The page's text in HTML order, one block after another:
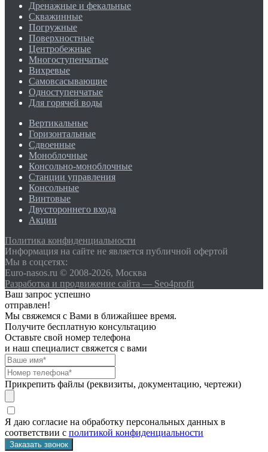
Дренажные и фекальные
Скважинные
Погружные
Поверхностные
Центробежные
Многоступенчатые
Вихревые
Самовсасывающие
Одноступенчатые
Для горячей воды
Вертикальные
Горизонтальные
Сдвоенные
Моноблочные
Консольно-моноблочные
Станции управления
Консольные
Винтовые
Двустороннего входа
Акции
Политика конфиденциальности
Информация на сайте не является публичной офертой
Мы в соцсетях:
Euro-nasos.ru © 2008-2026, Москва
Разработка и продвижение сайта — Seo4profit
Ваш запрос успешно
отправлен!
Мы свяжемся с Вами в ближайшее время.
Получите бесплатную консультацию
Оставьте свой номер телефона
и наш специалист свяжется с вами
Прикрепить файлы (реквизиты, документацию, чертежи)
Я даю согласие на обработку персональных данных в
соответствии с политикой конфиденциальности